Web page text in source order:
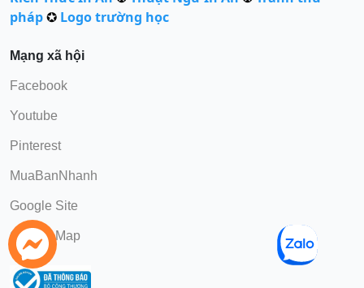
pháp✪ Logo trường học
Mạng xã hội
Facebook
Youtube
Pinterest
MuaBanNhanh
Google Site
Google Map